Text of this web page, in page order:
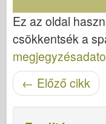
Ez az oldal
csökkentsék a
Cikk navigáció
← Előző cikk